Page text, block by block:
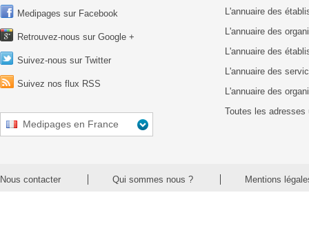
Medipages sur Facebook
Retrouvez-nous sur Google +
Suivez-nous sur Twitter
Suivez nos flux RSS
Medipages en France
L'annuaire des
L'annuaire des
L'annuaire des
L'annuaire des
L'annuaire des
Toutes les adresses
Nous contacter Qui sommes nous ? Mentions